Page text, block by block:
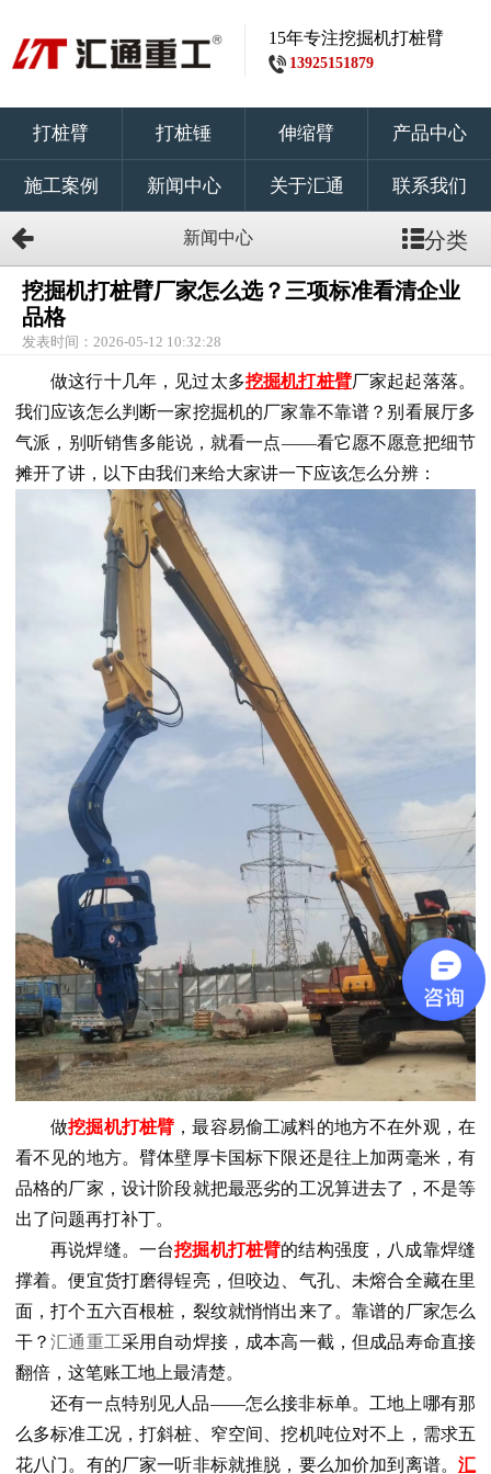
15年专注挖掘机打桩臂
13925151879
打桩臂 打桩锤 伸缩臂 产品中心
施工案例 新闻中心 关于汇通 联系我们
新闻中心 分类
挖掘机打桩臂厂家怎么选？三项标准看清企业
品格
发表时间：2026-05-12 10:32:28
做这行十几年，见过太多挖掘机打桩臂厂家起起落落。
我们应该怎么判断一家挖掘机的厂家靠不靠谱？别看展厅多
气派，别听销售多能说，就看一点——看它愿不愿意把细节
摊开了讲，以下由我们来给大家讲一下应该怎么分辨：
做挖掘机打桩臂 ，最容易偷工减料的地方不在外观，在
看不见的地方。臂体壁厚卡国标下限还是往上加两毫米，有
品格的厂家，设计阶段就把最恶劣的工况算进去了，不是等
出了问题再打补丁。
再说焊缝。一台挖掘机打桩臂的结构强度，八成靠焊缝
撑着。便宜货打磨得锃亮，但咬边、气孔、未熔合全藏在里
面，打个五六百根桩，裂纹就悄悄出来了。靠谱的厂家怎么
干？汇通重工采用自动焊接， 成本高一截，但 成品寿命直接
翻倍，这笔账工地上最清楚。
还有一点特别见人品——怎么接非标单。工地上哪有那
么多标准工况，打斜桩、窄空间、挖机吨位对不上，需求五
花八门。有的厂家一听非标就推脱，要么加价加到离谱。 汇